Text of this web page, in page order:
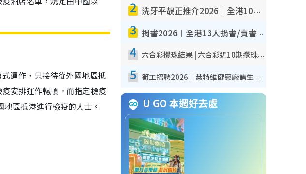
運作，只接待從外國地區抵
安排運作暢順。而指定檢疫
區抵港進行檢疫的人士。
2 洗牙平靚正推介2026︱全港10大牙科診所/醫院懶人包 夜診至8點/鎮靜潔牙/醫療券適用
3 捐書2026︱全港13大捐書/賣書地點懶人包 二手課本最高$150＋舊書換免費咖啡/戲票
4 六合彩攪珠結果 | 六合彩近10期攪珠結果出爐+ 近30期最旺熱門中獎號碼
5 筍工招聘2026｜萊特維健藥廠請生產操作員！月薪高達$1.7萬 冷氣廠房/五天工作/保證雙糧
U GO 本週好去處